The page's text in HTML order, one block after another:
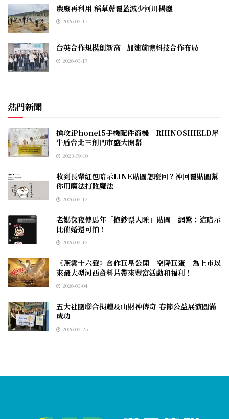
農廢再利用 稻草蓆覆蓋減少河川揚塵
2026-03-17
台英合作規模創新高 加速前瞻科技合作布局
2026-03-17
熱門新聞
搶攻iPhone15手機配件商機 RHINOSHIELD犀
牛盾台北三創門市盛大開幕
2023-09-10
收到長輩紅包暗示LINE貼圖怎麼回？神回覆貼圖幫
你用魔法打敗魔法
2026-02-13
老媽深夜傳馬年「抱鈔票入睡」貼圖 網驚：這暗示
比催婚還可怕！
2026-02-13
《燕雲十六聲》合作巨星公開 空降巨蛋 為上市以
來最大型河西資料片帶來豐富活動和福利！
2026-03-04
五大社團聯合捐贈及山財神傳奇-春節公益展演圓滿
成功
2026-02-25